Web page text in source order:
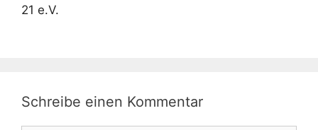
21 e.V.
Schreibe einen Kommentar